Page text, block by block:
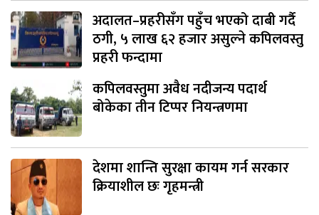
अदालत–प्रहरीसँग पहुँच भएको दाबी गर्दै
ठगी, ५ लाख ६२ हजार असुल्ने कपिलवस्तु
प्रहरी फन्दामा
कपिलवस्तुमा अवैध नदीजन्य पदार्थ
बोकेका तीन टिप्पर नियन्त्रणमा
देशमा शान्ति सुरक्षा कायम गर्न सरकार
क्रियाशील छः गृहमन्त्री